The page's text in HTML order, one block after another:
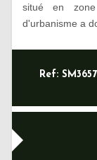
situé en
d'urbanisme a
Ref: